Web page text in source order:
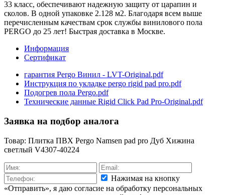
33 класс, обеспечивают надежную защиту от царапин и
сколов. В одной упаковке 2.128 м2. Благодаря всем выше
перечисленным качествам срок службы винилового пола
PERGO до 25 лет! Быстрая доставка в Москве.
Информация
Сертификат
гарантия Pergo Винил - LVT-Original.pdf
Инструкция по укладке pergo rigid pad pro.pdf
Подогрев пола Pergo.pdf
Технические данные Rigid Click Pad Pro-Original.pdf
Заявка на подбор аналога
Товар: Плитка ПВХ Pergo Namsen pad pro Дуб Хижина
светлый V4307-40224
Нажимая на кнопку
«Отправить», я даю согласие на обработку персональных